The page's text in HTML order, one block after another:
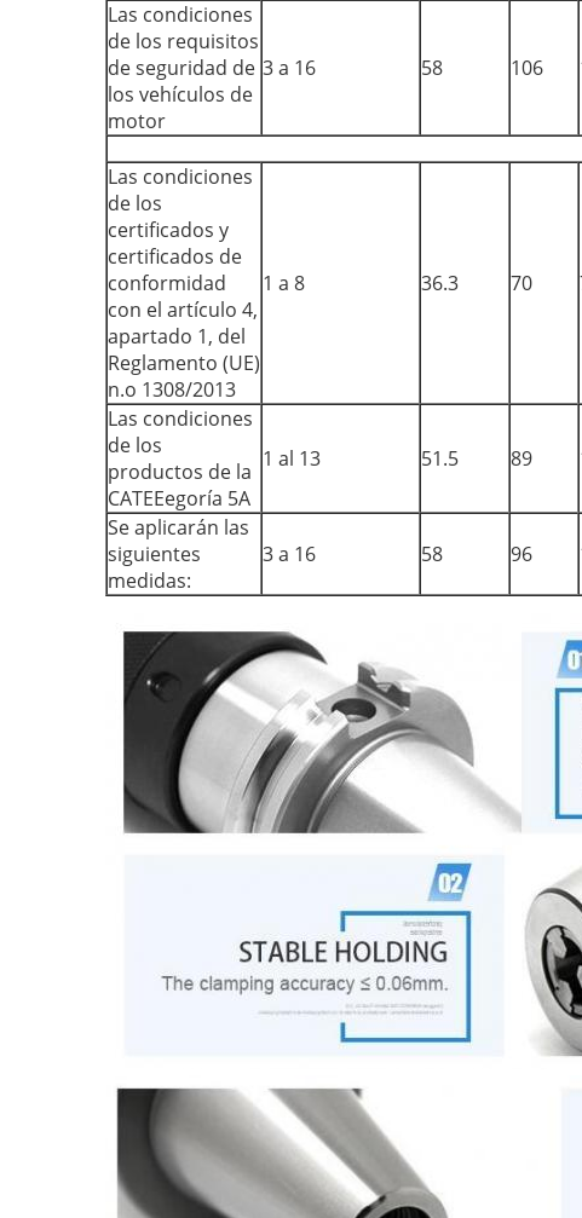
Las condiciones
de los requisitos
de seguridad de
los vehículos de
motor
3 a 16 58 106
Las condiciones
de los
certificados y
certificados de
conformidad
con el artículo 4,
apartado 1, del
Reglamento (UE)
n.o 1308/2013
1 a 8 36.3 70
Las condiciones
de los
productos de la
CATEEegoría 5A
1 al 13 51.5 89
Se aplicarán las
siguientes
medidas:
3 a 16 58 96